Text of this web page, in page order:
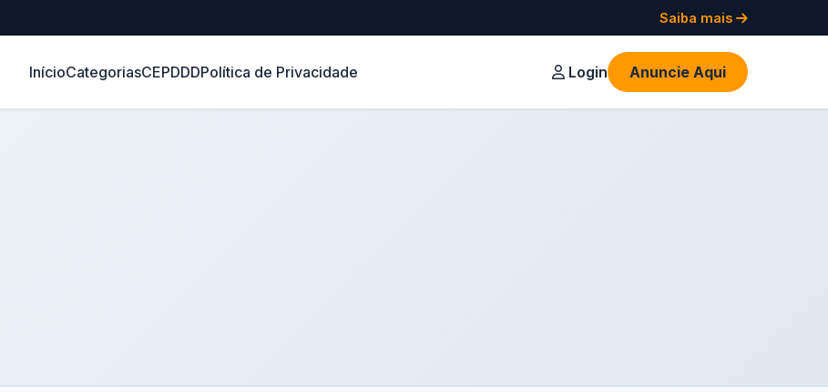
Saiba mais
InícioCategoriasCEPDDDPolítica de Privacidade Login Anuncie Aqui